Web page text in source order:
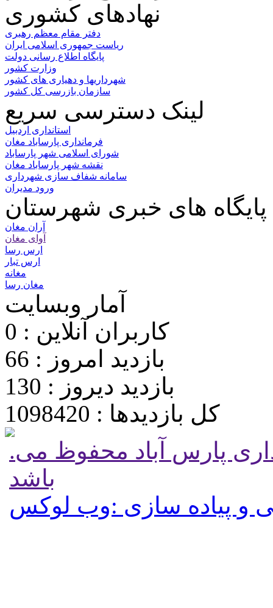
نهادهای کشوری
دفتر مقام معظم رهبری
ریاست جمهوری اسلامی ایران
پایگاه اطلاع رسانی دولت
وزارت کشور
شهرداریها و دهیاری های کشور
سازمان بازرسی کل کشور
لینک دسترسی سریع
استانداری اردبیل
فرمانداری پارساباد مغان
شورای اسلامی شهر پارساباد
نقشه شهر پارساباد مغان
سامانه شفاف سازی شهرداری
ورود مدیران
پایگاه های خبری شهرستان
آران مغان
آوای مغان
ارس رسا
ارس تبار
مغانه
مغان رسا
آمار وبسایت
کاربران آنلاین : 0
بازدید امروز : 66
بازدید دیروز : 130
کل بازدیدها : 1098420
.تمامی حقوق برای پایگاه شهرداری پارس آباد محفوظ می
باشد
و پیاده سازی :وب لوکس